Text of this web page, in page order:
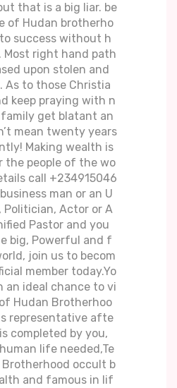
that is a big liar. be
of Hudan brotherho
success without h
Most right hand path
upon stolen and
As to those Christia
keep praying with n
family get blatant an
mean twenty years
Making wealth is
the people of the wo
call +234915046
man or an U
Actor or A
Pastor and you
big, Powerful and f
join us to becom
member today.Yo
an ideal chance to vi
Hudan Brotherhoo
representative afte
completed by you,
life needed,Te
occult b
and famous in lif